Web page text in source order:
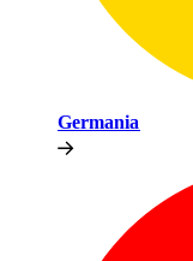
Germania​​